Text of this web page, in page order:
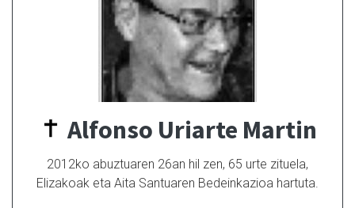
Alfonso Uriarte Martin
2012ko abuztuaren 26an hil zen, 65 urte zituela,
Elizakoak eta Aita Santuaren Bedeinkazioa hartuta.